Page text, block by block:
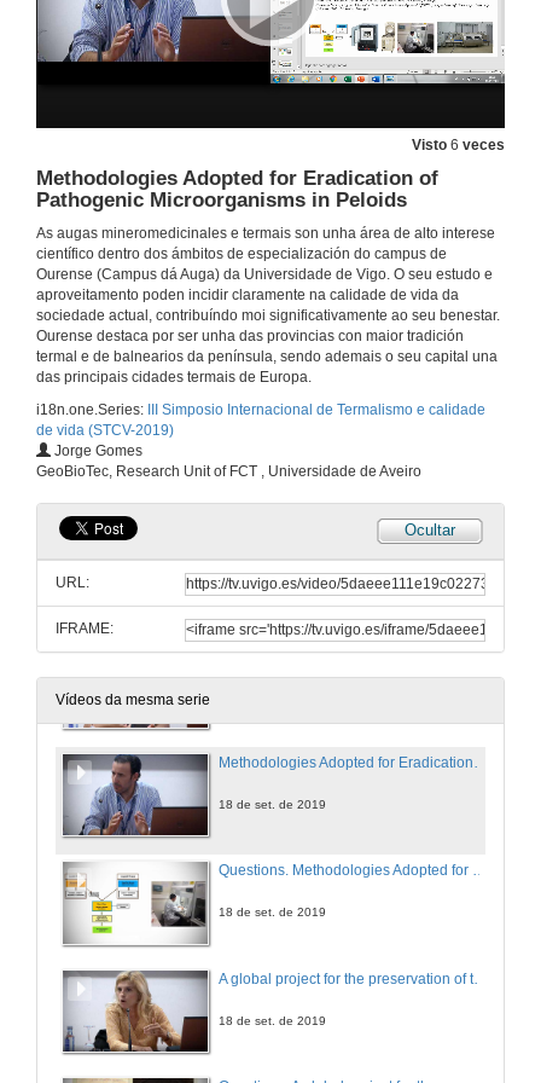
Visto 6 veces
Methodologies Adopted for Eradication of
Pathogenic Microorganisms in Peloids
As augas mineromedicinales e termais son unha área de alto interese
científico dentro dos ámbitos de especialización do campus de
Ourense (Campus dá Auga) da Universidade de Vigo. O seu estudo e
aproveitamento poden incidir claramente na calidade de vida da
sociedade actual, contribuíndo moi significativamente ao seu benestar.
Ourense destaca por ser unha das provincias con maior tradición
termal e de balnearios da península, sendo ademais o seu capital una
das principais cidades termais de Europa.
i18n.one.Series:
III Simposio Internacional de Termalismo e calidade
de vida (STCV-2019)
Jorge Gomes
GeoBioTec, Research Unit of FCT , Universidade de Aveiro
Ocultar
URL:
IFRAME:
Vídeos da mesma serie
Análise do contido metálico e de aniones das augas de fontes naturais da comarca da Limia (NON España)
18 de set. de 2019
18 de set. de 2019
18 de set. de 2019
18 de set. de 2019
Rolda de preguntas. Peloides do Sistema Geotermal de Copahue, Neuquén- Arxentina como materiais para liberación controlada de lidocaína
18 de set. de 2019
Hydrogeology of a Northern Portugal thermal area – Termas de Eirogo
18 de set. de 2019
Questions. Methodologies Adopted for Eradication of Pathogenic Microorganisms in Peloids
18 de set. de 2019
18 de set. de 2019